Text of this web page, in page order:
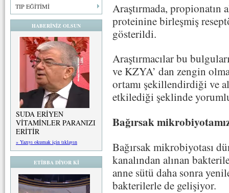
TIP EĞİTİMİ
HABERİNİZ OLSUN
SUDA ERİYEN
VİTAMİNLER PARANIZI
ERİTİR
» Yazıyı okumak için tıklayın
ETİBBA DİYOR Kİ
Araştırmada,
proteinine birleşmiş
gösterildi.
Araştırmacılar bu
ve KZYA’ dan zengin
ortamı şekillendirdiği ve
etkilediği şeklinde
Bağırsak
Bağırsak mikrobiyotası
kanalından alınan
anne sütü daha sonra
bakterilerle de gelişiyor.